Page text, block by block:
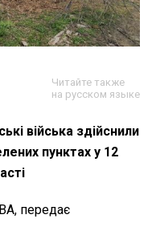
Читайте также
на русском языке
війська здійснили
пунктах у 12
передає